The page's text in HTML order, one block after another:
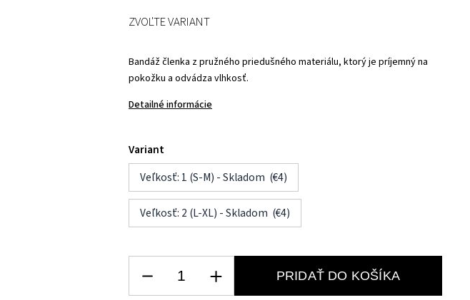
Bandáž členka z pružného priedušného materiálu, ktorý je príjemný na
pokožku a odvádza vlhkosť.
Detailné informácie
Variant
Veľkosť: 1 (S-M) - Skladom (€4)
Veľkosť: 2 (L-XL) - Skladom (€4)
ZVOĽTE VARIANT
PRIDAŤ DO KOŠÍKA